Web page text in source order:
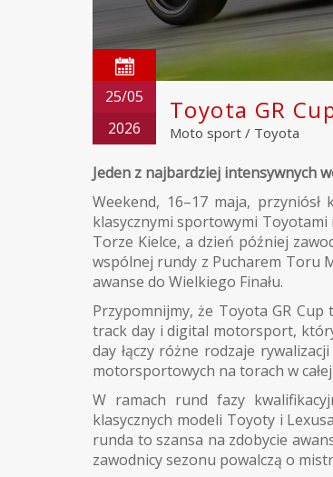
25/05
2026
Toyota GR
Moto sport / Toyota
Jeden z najbardziej intensywnych
Weekend, 16–17 maja,
klasycznymi sportowymi
Torze Kielce, a dzień później
wspólnej rundy z Pucharem Toru
awanse do Wielkiego Finału.
Przypomnijmy, że Toyota GR
track day i digital motorsport,
day łączy różne rodzaje
motorsportowych na torach w całej
W ramach rund fazy
klasycznych modeli Toyoty i
runda to szansa na zdobycie
zawodnicy sezonu powalczą o